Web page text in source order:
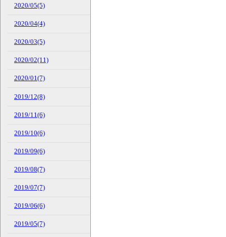
2020/05(5)
2020/04(4)
2020/03(5)
2020/02(11)
2020/01(7)
2019/12(8)
2019/11(6)
2019/10(6)
2019/09(6)
2019/08(7)
2019/07(7)
2019/06(6)
2019/05(7)